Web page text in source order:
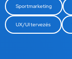
Sportmarketing
UX/UI tervezés